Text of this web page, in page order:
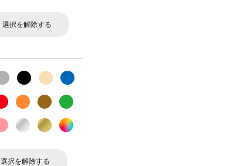
選択を解除する
選択を解除する